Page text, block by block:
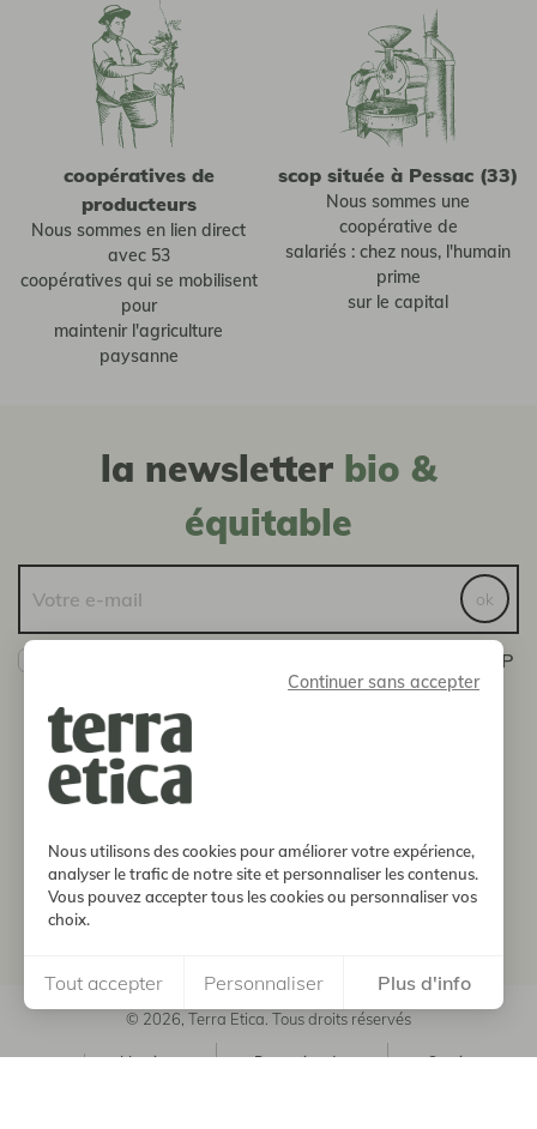
Continuer sans accepter
Nous utilisons des cookies pour améliorer votre expérience,
analyser le trafic de notre site et personnaliser les contenus.
Vous pouvez accepter tous les cookies ou personnaliser vos
choix.
Tout accepter Personnaliser Plus d'info
coopératives de
producteurs
Nous sommes en lien direct
avec 53
coopératives qui se mobilisent
pour
maintenir l'agriculture
paysanne
scop située à Pessac (33)
Nous sommes une
coopérative de
salariés : chez nous, l'humain
prime
sur le capital
la newsletter bio &
équitable
Oui ! Je veux bien recevoir les actualités de la SCOP
Vous pouvez vous désinscrire à tout moment en nous
envoyant un message via la page Contact
ok
notre histoire
© 2026, Terra Etica. Tous droits réservés
Mentions
Protection des
Soutien